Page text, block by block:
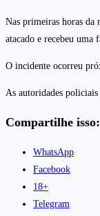
Nas primeiras horas
atacado e recebeu uma
O incidente ocorreu
As autoridades policiais
Compartilhe isso:
WhatsApp
Facebook
18+
Telegram